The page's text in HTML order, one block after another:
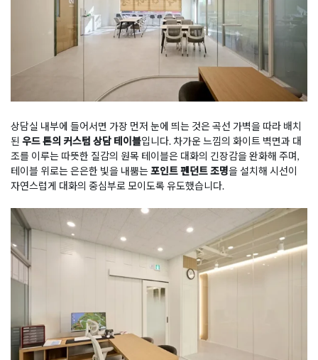
상담실 내부에 들어서면 가장 먼저 눈에 띄는 것은 곡선 가벽을 따라 배치
된 우드 톤의 커스텀 상담 테이블입니다. 차가운 느낌의 화이트 벽면과 대
조를 이루는 따뜻한 질감의 원목 테이블은 대화의 긴장감을 완화해 주며,
테이블 위로는 은은한 빛을 내뿜는포인트 펜던트 조명을 설치해 시선이
자연스럽게 대화의 중심부로 모이도록 유도했습니다.